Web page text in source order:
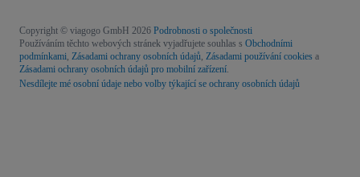
Copyright © viagogo GmbH 2026 Podrobnosti o společnosti
Používáním těchto webových stránek vyjadřujete souhlas s Obchodními
podmínkami, Zásadami ochrany osobních údajů, Zásadami používání cookies a
Zásadami ochrany osobních údajů pro mobilní zařízení.
Nesdílejte mé osobní údaje nebo volby týkající se ochrany osobních údajů